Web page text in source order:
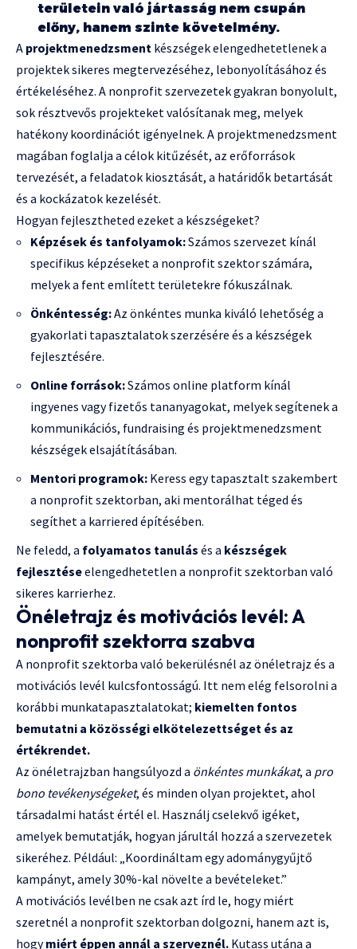
területein való jártasság nem csupán
előny, hanem szinte követelmény.
A projektmenedzsment készségek elengedhetetlenek a
projektek sikeres megtervezéséhez, lebonyolításához és
értékeléséhez. A nonprofit szervezetek gyakran bonyolult,
sok résztvevős projekteket valósítanak meg, melyek
hatékony koordinációt igényelnek. A projektmenedzsment
magában foglalja a célok kitűzését, az erőforrások
tervezését, a feladatok kiosztását, a határidők betartását
és a kockázatok kezelését.
Hogyan fejlesztheted ezeket a készségeket?
Képzések és tanfolyamok:Számos szervezet kínál
specifikus képzéseket a nonprofit szektor számára,
melyek a fent említett területekre fókuszálnak.
Önkéntesség:Az önkéntes munka kiváló lehetőség a
gyakorlati tapasztalatok szerzésére és a készségek
fejlesztésére.
Online források:Számos online platform kínál
ingyenes vagy fizetős tananyagokat, melyek segítenek a
kommunikációs, fundraising és projektmenedzsment
készségek elsajátításában.
Mentori programok: Keress egy tapasztalt szakembert
a nonprofit szektorban, aki mentorálhat téged és
segíthet a karriered építésében.
Ne feledd, a folyamatos tanulás és a készségek
fejlesztéseelengedhetetlen a nonprofit szektorban való
sikeres karrierhez.
Önéletrajz és motivációs levél: A
nonprofit szektorra szabva
A nonprofit szektorba való bekerülésnél az önéletrajz és a
motivációs levél kulcsfontosságú. Itt nem elég felsorolni a
korábbi munkatapasztalatokat; kiemelten fontos
bemutatni a közösségi elkötelezettséget és az
értékrendet.
Az önéletrajzban hangsúlyozd a önkéntes munkákat, a pro
bono tevékenységeket, és minden olyan projektet, ahol
társadalmi hatást értél el. Használj cselekvő igéket,
amelyek bemutatják, hogyan járultál hozzá a szervezetek
sikeréhez. Például: „Koordináltam egy adománygyűjtő
kampányt, amely 30%-kal növelte a bevételeket.”
A motivációs levélben ne csak azt írd le, hogy miért
szeretnél a nonprofit szektorban dolgozni, hanem azt is,
hogymiért éppen annál a szerveznél. Kutass utána a